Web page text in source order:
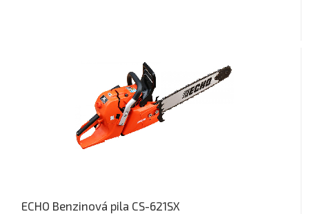
ECHO Benzinová pila CS-621SX